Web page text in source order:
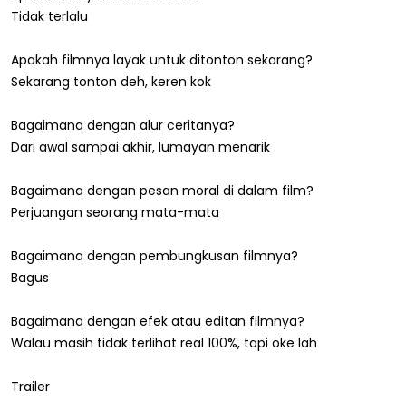
Tidak terlalu
Apakah filmnya layak untuk ditonton sekarang?
Sekarang tonton deh, keren kok
Bagaimana dengan alur ceritanya?
Dari awal sampai akhir, lumayan menarik
Bagaimana dengan pesan moral di dalam film?
Perjuangan seorang mata-mata
Bagaimana dengan pembungkusan filmnya?
Bagus
Bagaimana dengan efek atau editan filmnya?
Walau masih tidak terlihat real 100%, tapi oke lah
Trailer